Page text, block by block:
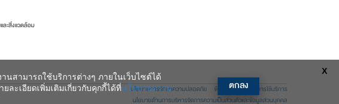
X
นสามารถใช้บริการต่างๆ ภายในเว็บไซต์ได้
ะเอียดเพิ่มเติมเกี่ยวกับคุกกี้ได้ที่นโยบายความ
ตกลง
ะสิ่งแวดล้อม
นโยบายการรักษาความปลอดภัย
ข้อตกลงและเงื่อนไขการใช้บริการ
นโยบายด้านการบริหารจัดการความเป็นส่วนตัวและข้อมูลส่วนบุคคล